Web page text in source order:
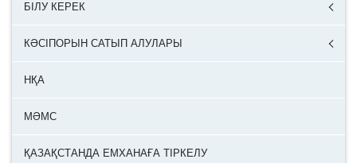
БІЛУ КЕРЕК
КӘСІПОРЫН САТЫП АЛУЛАРЫ
НҚА
МӘМС
ҚАЗАҚСТАНДА ЕМХАНАҒА ТІРКЕЛУ